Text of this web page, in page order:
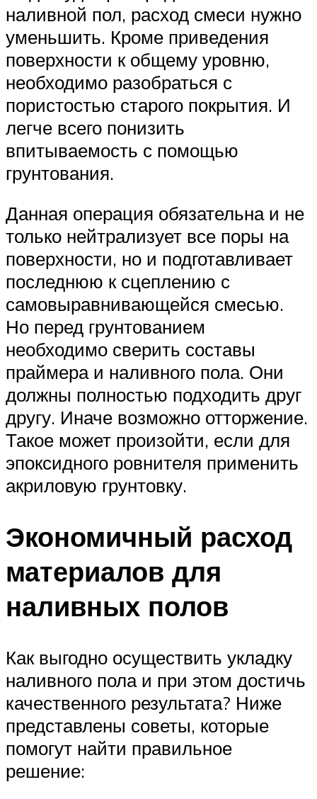
наливной пол, расход смеси нужно
уменьшить. Кроме приведения
поверхности к общему уровню,
необходимо разобраться с
пористостью старого покрытия. И
легче всего понизить
впитываемость с помощью
грунтования.
Данная операция обязательна и не
только нейтрализует все поры на
поверхности, но и подготавливает
последнюю к сцеплению с
самовыравнивающейся смесью.
Но перед грунтованием
необходимо сверить составы
праймера и наливного пола. Они
должны полностью подходить друг
другу. Иначе возможно отторжение.
Такое может произойти, если для
эпоксидного ровнителя применить
акриловую грунтовку.
Экономичный расход
материалов для
наливных полов
Как выгодно осуществить укладку
наливного пола и при этом достичь
качественного результата? Ниже
представлены советы, которые
помогут найти правильное
решение: